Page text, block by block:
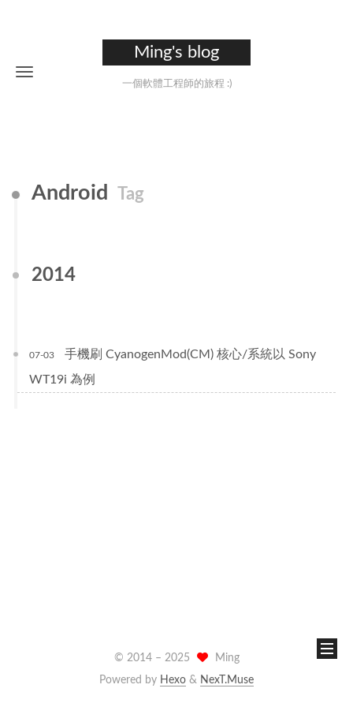
Ming's blog
一個軟體工程師的旅程 :)
Android Tag
2014
07-03
手機刷 CyanogenMod(CM) 核心/系統以 Sony
WT19i 為例
© 2014 – 2025
Ming
Powered by Hexo & NexT.Muse